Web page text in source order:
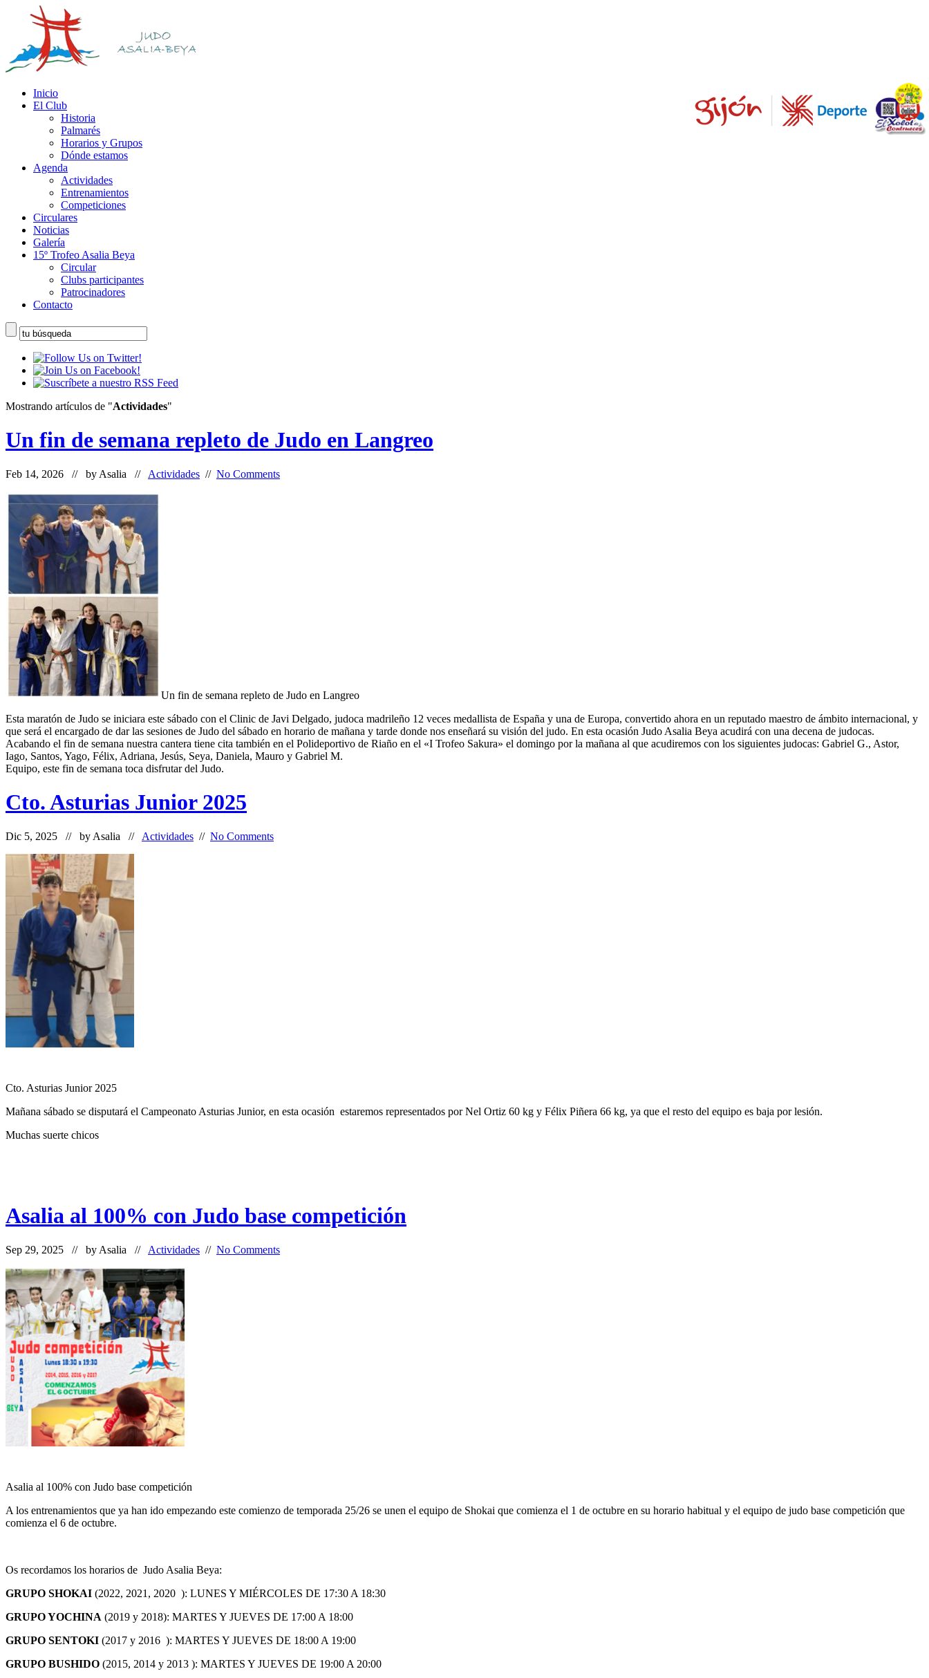
Inicio
El Club
Historia
Palmarés
Horarios y Grupos
Dónde estamos
Agenda
Actividades
Entrenamientos
Competiciones
Circulares
Noticias
Galería
15º Trofeo Asalia Beya
Circular
Clubs participantes
Patrocinadores
Contacto
Mostrando artículos de "Actividades"
Un fin de semana repleto de Judo en Langreo
Feb 14, 2026 // by Asalia // Actividades // No Comments
Un fin de semana repleto de Judo en Langreo
Esta maratón de Judo se iniciara este sábado con el Clinic de Javi Delgado, judoca madrileño 12 veces medallista de España y una de Europa, convertido ahora en un reputado maestro de ámbito internacional, y
que será el encargado de dar las sesiones de Judo del sábado en horario de mañana y tarde donde nos enseñará su visión del judo. En esta ocasión Judo Asalia Beya acudirá con una decena de judocas.
Acabando el fin de semana nuestra cantera tiene cita también en el Polideportivo de Riaño en el «I Trofeo Sakura» el domingo por la mañana al que acudiremos con los siguientes judocas: Gabriel G., Astor,
Iago, Santos, Yago, Félix, Adriana, Jesús, Seya, Daniela, Mauro y Gabriel M.
Equipo, este fin de semana toca disfrutar del Judo.
Cto. Asturias Junior 2025
Dic 5, 2025 // by Asalia // Actividades // No Comments
Cto. Asturias Junior 2025
Mañana sábado se disputará el Campeonato Asturias Junior, en esta ocasión estaremos representados por Nel Ortiz 60 kg y Félix Piñera 66 kg, ya que el resto del equipo es baja por lesión.
Muchas suerte chicos
Asalia al 100% con Judo base competición
Sep 29, 2025 // by Asalia // Actividades // No Comments
Asalia al 100% con Judo base competición
A los entrenamientos que ya han ido empezando este comienzo de temporada 25/26 se unen el equipo de Shokai que comienza el 1 de octubre en su horario habitual y el equipo de judo base competición que
comienza el 6 de octubre.
Os recordamos los horarios de Judo Asalia Beya:
GRUPO SHOKAI (2022, 2021, 2020 ): LUNES Y MIÉRCOLES DE 17:30 A 18:30
GRUPO YOCHINA (2019 y 2018): MARTES Y JUEVES DE 17:00 A 18:00
GRUPO SENTOKI (2017 y 2016 ): MARTES Y JUEVES DE 18:00 A 19:00
GRUPO BUSHIDO (2015, 2014 y 2013 ): MARTES Y JUEVES DE 19:00 A 20:00